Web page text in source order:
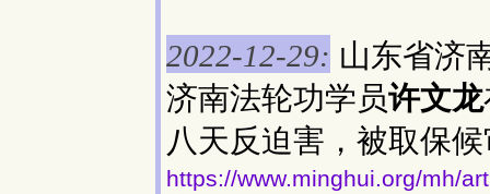
2022-12-29: 山东省济
济南法轮功学员许文龙
八天反迫害，被取保
https://www.minghui.org/mh/